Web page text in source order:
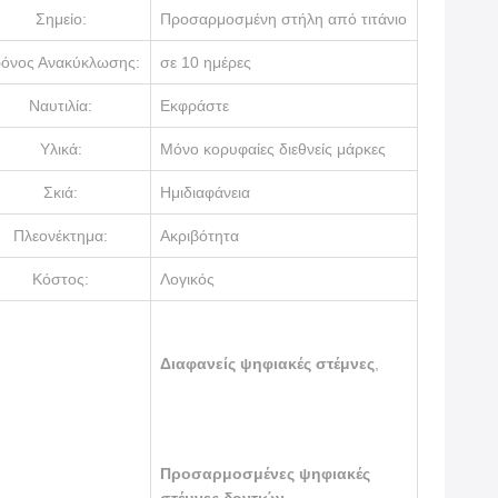
Σημείο: Προσαρμοσμένη στήλη από τιτάνιο
Ανακύκλωσης: σε 10 ημέρες
Ναυτιλία: Εκφράστε
Υλικά: Μόνο κορυφαίες διεθνείς μάρκες
Σκιά: Ημιδιαφάνεια
Πλεονέκτημα: Ακριβότητα
Κόστος: Λογικός
Διαφανείς ψηφιακές στέμνες
Προσαρμοσμένες ψηφιακές